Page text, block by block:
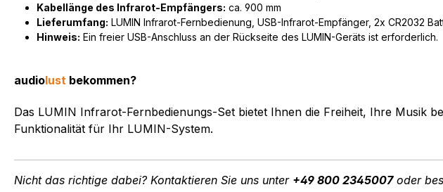
Kabellänge des Infrarot-Empfängers: ca. 900 mm
Lieferumfang: LUMIN Infrarot-Fernbedienung, USB-Infrarot-Empfänger, 2x CR2032
Hinweis: Ein freier USB-Anschluss an der Rückseite des LUMIN-Geräts ist erforderlich.
audiolust bekommen?
Das LUMIN Infrarot-Fernbedienungs-Set bietet Ihnen die Freiheit, Ihre Musik
Funktionalität für Ihr LUMIN-System.
Nicht das richtige dabei? Kontaktieren Sie uns unter +49 800 2345007oder